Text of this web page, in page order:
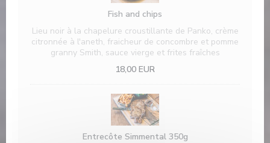
Fish and chips
Lieu noir à la chapelure croustillante de Panko, crème
citronnée à l'aneth, fraicheur de concombre et pomme
granny Smith, sauce vierge et frites fraîches
18,00 EUR
Entrecôte Simmental 350g